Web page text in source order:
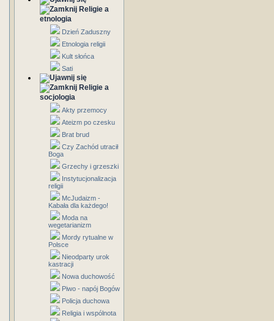
Religie a
etnologia
Dzień Zaduszny
Etnologia religii
Kult słońca
Sati
Religie a
socjologia
Akty przemocy
Ateizm po czesku
Brat brud
Czy Zachód utracił
Boga
Grzechy i grzeszki
Instytucjonalizacja
religii
McJudaizm -
Kabała dla każdego!
Moda na
wegetarianizm
Mordy rytualne w
Polsce
Nieodparty urok
kastracji
Nowa duchowość
Piwo - napój Bogów
Policja duchowa
Religia i wspólnota